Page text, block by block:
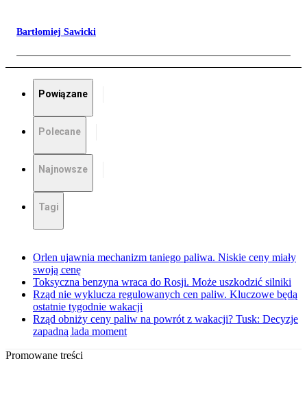
Bartłomiej Sawicki
Powiązane
Polecane
Najnowsze
Tagi
Orlen ujawnia mechanizm taniego paliwa. Niskie ceny miały
swoją cenę
Toksyczna benzyna wraca do Rosji. Może uszkodzić silniki
Rząd nie wyklucza regulowanych cen paliw. Kluczowe będą
ostatnie tygodnie wakacji
Rząd obniży ceny paliw na powrót z wakacji? Tusk: Decyzje
zapadną lada moment
Promowane treści